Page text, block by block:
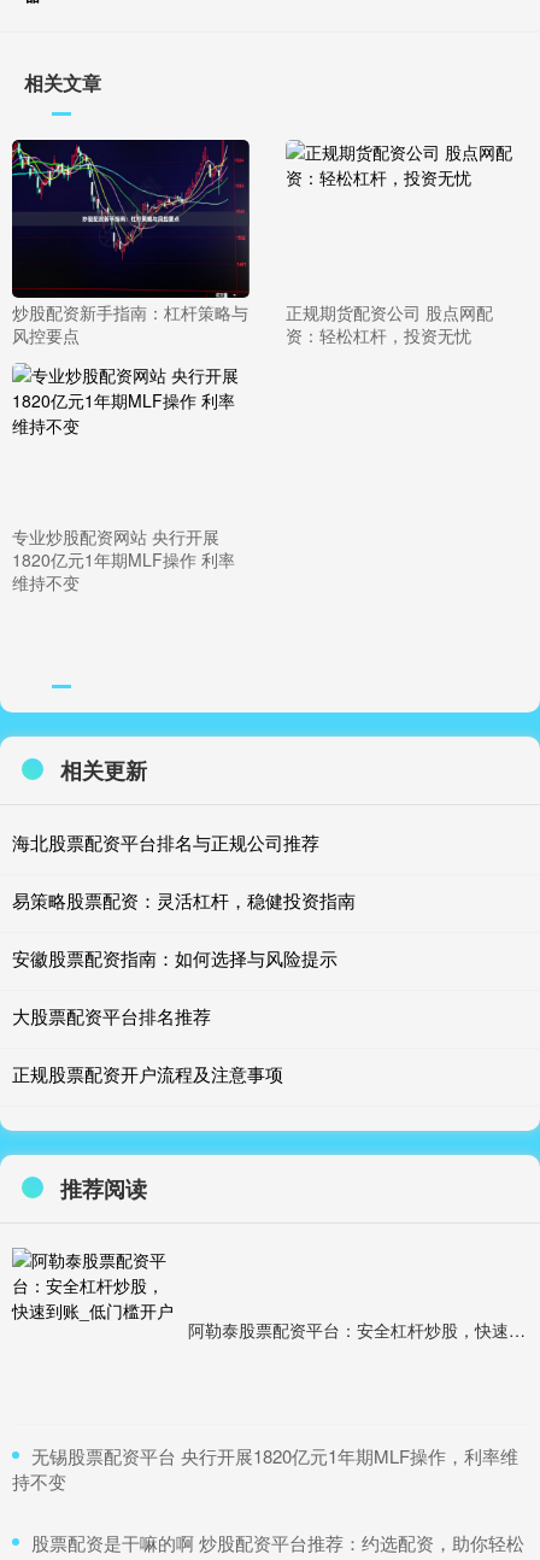
相关文章
炒股配资新手指南：杠杆策略与
风控要点
正规期货配资公司 股点网配
资：轻松杠杆，投资无忧
专业炒股配资网站 央行开展
1820亿元1年期MLF操作 利率
维持不变
相关更新
海北股票配资平台排名与正规公司推荐
易策略股票配资：灵活杠杆，稳健投资指南
安徽股票配资指南：如何选择与风险提示
大股票配资平台排名推荐
正规股票配资开户流程及注意事项
推荐阅读
阿勒泰股票配资平台：安全杠杆炒股，快速到账_低门槛开户
​无锡股票配资平台 央行开展1820亿元1年期MLF操作，利率维
持不变
​股票配资是干嘛的啊 炒股配资平台推荐：约选配资，助你轻松